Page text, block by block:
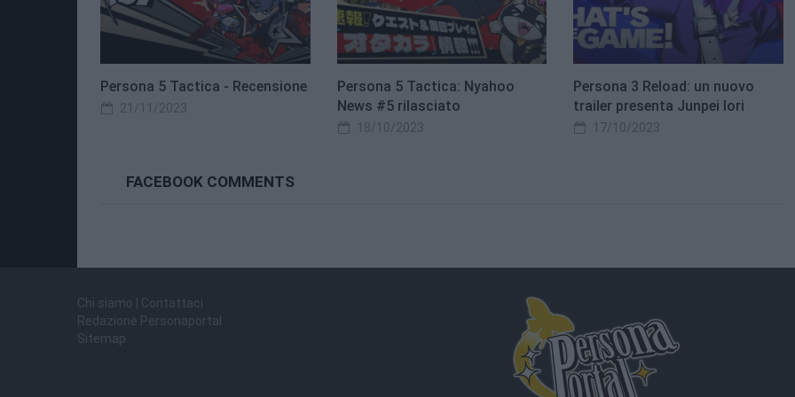
Persona 5 Tactica - Recensione
21/11/2023
Persona 5 Tactica: Nyahoo
News #5 rilasciato
18/10/2023
Persona 3 Reload: un nuovo
trailer presenta Junpei Iori
17/10/2023
FACEBOOK COMMENTS
Chi siamo | Contattaci
Redazione Personaportal
Sitemap